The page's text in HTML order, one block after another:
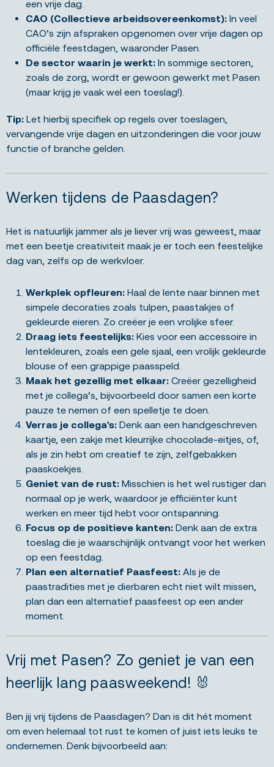
een vrije dag.
CAO (Collectieve arbeidsovereenkomst): In veel
CAO’s zijn afspraken opgenomen over vrije dagen op
officiële feestdagen, waaronder Pasen.
De sector waarin je werkt: In sommige sectoren,
zoals de zorg, wordt er gewoon gewerkt met Pasen
(maar krijg je vaak wel een toeslag!).
Tip: Let hierbij specifiek op regels over toeslagen,
vervangende vrije dagen en uitzonderingen die voor jouw
functie of branche gelden.
Werken tijdens de Paasdagen?
Het is natuurlijk jammer als je liever vrij was geweest, maar
met een beetje creativiteit maak je er toch een feestelijke
dag van, zelfs op de werkvloer.
Werkplek opfleuren: Haal de lente naar binnen met
simpele decoraties zoals tulpen, paastakjes of
gekleurde eieren. Zo creëer je een vrolijke sfeer.
Draag iets feestelijks: Kies voor een accessoire in
lentekleuren, zoals een gele sjaal, een vrolijk gekleurde
blouse of een grappige paasspeld.
Maak het gezellig met elkaar: Creëer gezelligheid
met je collega’s, bijvoorbeeld door samen een korte
pauze te nemen of een spelletje te doen.
Verras je collega's: Denk aan een handgeschreven
kaartje, een zakje met kleurrijke chocolade-eitjes, of,
als je zin hebt om creatief te zijn, zelfgebakken
paaskoekjes.
Geniet van de rust: Misschien is het wel rustiger dan
normaal op je werk, waardoor je efficiënter kunt
werken en meer tijd hebt voor ontspanning.
Focus op de positieve kanten: Denk aan de extra
toeslag die je waarschijnlijk ontvangt voor het werken
op een feestdag.
Plan een alternatief Paasfeest: Als je de
paastradities met je dierbaren echt niet wilt missen,
plan dan een alternatief paasfeest op een ander
moment.
Vrij met Pasen? Zo geniet je van een
heerlijk lang paasweekend! 🐰
Ben jij vrij tijdens de Paasdagen? Dan is dit hét moment
om even helemaal tot rust te komen of juist iets leuks te
ondernemen. Denk bijvoorbeeld aan: